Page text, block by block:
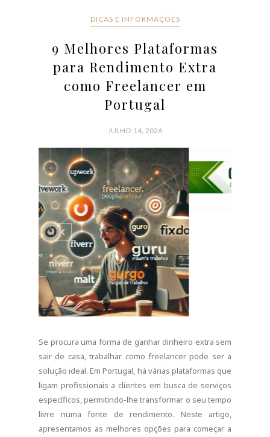
Se procura uma forma de ganhar dinheiro extra sem
solução ideal. Em Portugal, há várias plataformas que
ligam profissionais a clientes em busca de serviços
específicos, permitindo-lhe transformar o seu tempo
livre numa fonte de rendimento. Neste artigo,
apresentamos as melhores opções para começar a
sua jornada como freelancer.1. Upwork O Upwork é
uma...
CONTINUE READING
0 COMMENTS SHARE:
Lusíadas Saúde está a
Recrutar: Oportunidades